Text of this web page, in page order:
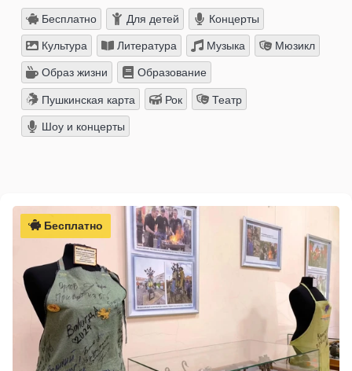
Бесплатно Для детей Концерты
Культура Литература Музыка Мюзикл
Образ жизни Образование
Пушкинская карта Рок Театр
Шоу и концерты
Бесплатно